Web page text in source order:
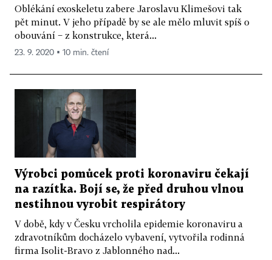
Oblékání exoskeletu zabere Jaroslavu Klimešovi tak
pět minut. V jeho případě by se ale mělo mluvit spíš o
obouvání − z konstrukce, která...
23. 9. 2020 ▪ 10 min. čtení
Výrobci pomůcek proti koronaviru čekají
na razítka. Bojí se, že před druhou vlnou
nestihnou vyrobit respirátory
V době, kdy v Česku vrcholila epidemie koronaviru a
zdravotníkům docházelo vybavení, vytvořila rodinná
firma Isolit-Bravo z Jablonného nad...